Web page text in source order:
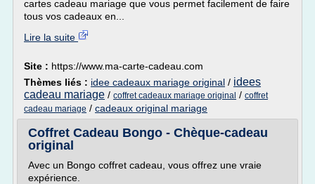
cartes cadeau mariage que vous permet facilement de faire
tous vos cadeaux en...
Lire la suite
Site : https://www.ma-carte-cadeau.com
Thèmes liés : idee cadeaux mariage original / idees
cadeau mariage / coffret cadeaux mariage original / coffret
cadeau mariage / cadeaux original mariage
Coffret Cadeau Bongo - Chèque-cadeau
original
Avec un Bongo coffret cadeau, vous offrez une vraie
expérience.